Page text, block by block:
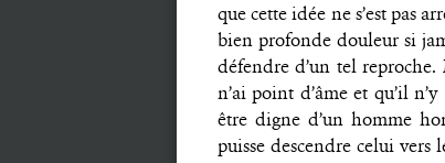
que cette idée ne s’est pas
bien profonde douleur si
défendre d’un tel reproche.
n’ai point d’âme et qu’il
être digne d’un homme
puisse descendre celui